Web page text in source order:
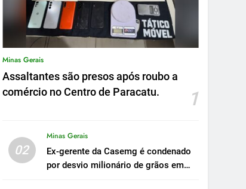
Minas Gerais
Assaltantes são presos após roubo a
comércio no Centro de Paracatu.
1
02
Minas Gerais
Ex-gerente da Casemg é condenado
por desvio milionário de grãos em